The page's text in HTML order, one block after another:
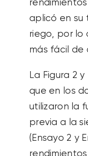
aplicó en su
riego, por lo
más fácil de
La Figura 2
que en los
utilizaron la
previa a la
(Ensayo 2 y